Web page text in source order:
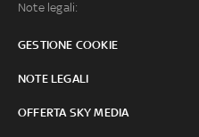
Note legali:
GESTIONE COOKIE
NOTE LEGALI
OFFERTA SKY MEDIA